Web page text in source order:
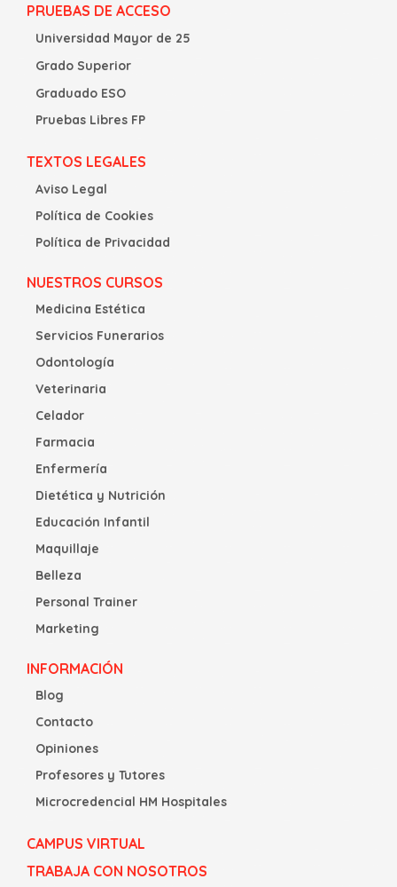
PRUEBAS DE ACCESO
Universidad Mayor de 25
Grado Superior
Graduado ESO
Pruebas Libres FP
TEXTOS LEGALES
Aviso Legal
Política de Cookies
Política de Privacidad
NUESTROS CURSOS
Medicina Estética
Servicios Funerarios
Odontología
Veterinaria
Celador
Farmacia
Enfermería
Dietética y Nutrición
Educación Infantil
Maquillaje
Belleza
Personal Trainer
Marketing
INFORMACIÓN
Blog
Contacto
Opiniones
Profesores y Tutores
Microcredencial HM Hospitales
CAMPUS VIRTUAL
TRABAJA CON NOSOTROS